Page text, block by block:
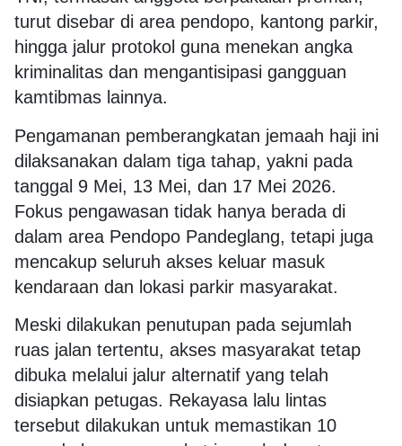
turut disebar di area pendopo, kantong parkir,
hingga jalur protokol guna menekan angka
kriminalitas dan mengantisipasi gangguan
kamtibmas lainnya.
Pengamanan pemberangkatan jemaah haji ini
dilaksanakan dalam tiga tahap, yakni pada
tanggal 9 Mei, 13 Mei, dan 17 Mei 2026.
Fokus pengawasan tidak hanya berada di
dalam area Pendopo Pandeglang, tetapi juga
mencakup seluruh akses keluar masuk
kendaraan dan lokasi parkir masyarakat.
Meski dilakukan penutupan pada sejumlah
ruas jalan tertentu, akses masyarakat tetap
dibuka melalui jalur alternatif yang telah
disiapkan petugas. Rekayasa lalu lintas
tersebut dilakukan untuk memastikan 10